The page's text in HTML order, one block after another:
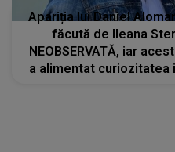
Apariția lui Daniel
făcută de Ileana
NEOBSERVATĂ, iar
a alimentat curiozitatea